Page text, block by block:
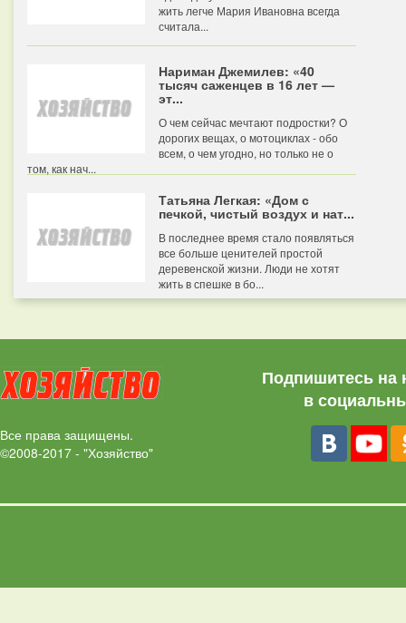
жить легче Мария Ивановна всегда
считала...
Нариман Джемилев: «40
тысяч саженцев в 16 лет —
эт...
О чем сейчас мечтают подростки? О
дорогих вещах, о мотоциклах - обо
всем, о чем угодно, но только не о
том, как нач...
Татьяна Легкая: «Дом с
печкой, чистый воздух и нат...
В последнее время стало появляться
все больше ценителей простой
деревенской жизни. Люди не хотят
жить в спешке в бо...
Все права защищены.
©2008-2017 - "Хозяйство"
Подпишитесь на
в